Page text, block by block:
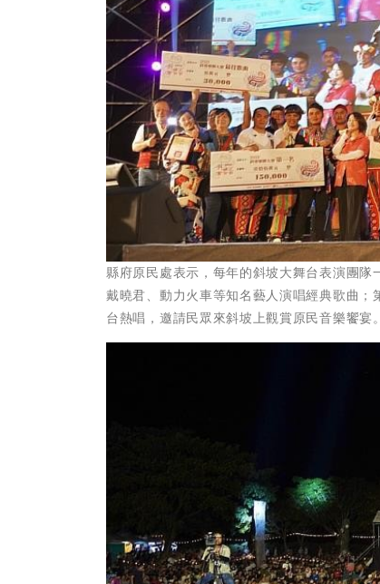
縣府原民處表示，每年的斜坡大舞台表演團隊
戴曉君、動力火車等知名藝人演唱經典歌曲
台熱唱，邀請民眾來斜坡上觀賞原民音樂饗宴。